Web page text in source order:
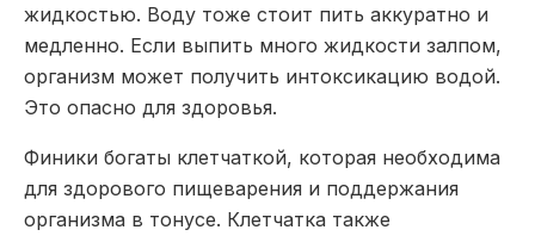
жидкостью. Воду тоже стоит пить аккуратно и
медленно. Если выпить много жидкости залпом,
организм может получить интоксикацию водой.
Это опасно для здоровья.
Финики богаты клетчаткой, которая необходима
для здорового пищеварения и поддержания
организма в тонусе. Клетчатка также